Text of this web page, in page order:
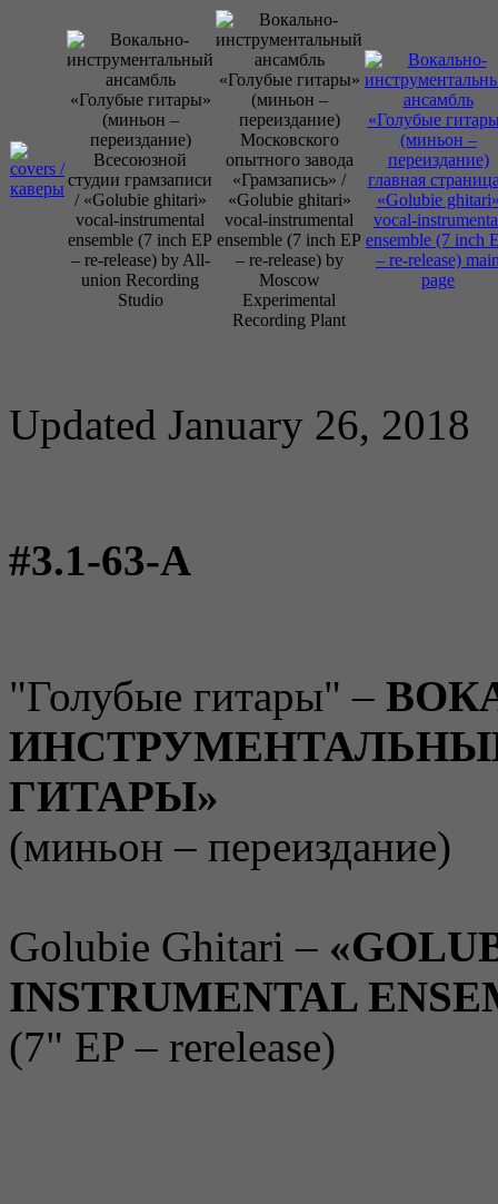
Updated January 26, 2018
#3.1-63-A
"Голубые гитары" –
ГИТАРЫ»
(миньон – переиздание)
Golubie Ghitari –
INSTRUMENTAL
(7" EP – rerelease)